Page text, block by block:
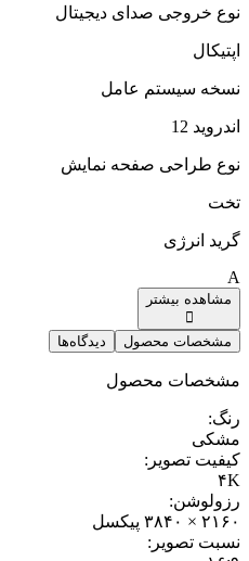
نوع خروجی صدای دیجیتال
اپتیکال
نسخه سیستم عامل‌
اندروید 12
نوع طراحی صفحه نمایش
تخت
گرید انرژی
A
مشاهده بیشتر
مشخصات محصول دیدگاه‌ها
مشخصات محصول
رنگ:
مشکی
کیفیت تصویر :
۴K
رزولوشن:
۲۱۶۰ × ۳۸۴۰ پیکسل
نسبت تصویر :